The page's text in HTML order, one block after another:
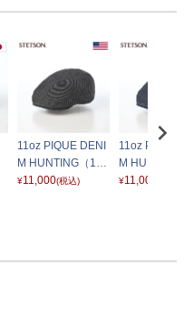
11oz PIQUE DENI
M HUNTING（11o
z ピケデニム ハン
¥11,000(税込)
11oz PIQUE
M HUNTING
z ピケデニム
¥11,000